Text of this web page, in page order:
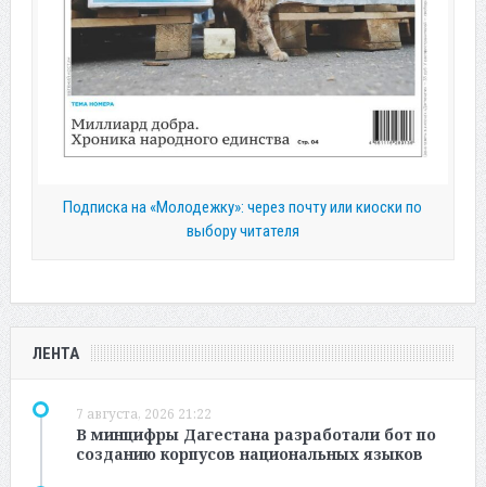
Подписка на «Молодежку»: через почту или киоски по
выбору читателя
ЛЕНТА
7 августа, 2026 21:22
В минцифры Дагестана разработали бот по
созданию корпусов национальных языков